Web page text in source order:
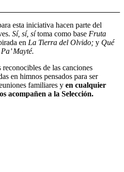
esta iniciativa hacen parte del
Sí, sí, sítoma como base Fruta
en La Tierra del Olvido; y Qué
Pa’ Mayté.
de las canciones
en himnos pensados para ser
familiares y en cualquier
acompañen a la Selección.